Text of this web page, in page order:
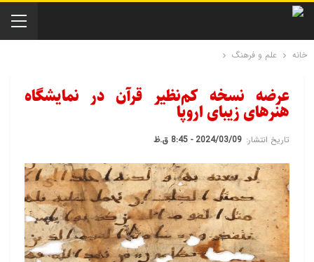
خانه علم و فرهنگ
عرضه نسخه کم‌نظیر قرآن در نمایشگاه
هنرهای زیبای اروپا
تاریخ انتشار: 2024/03/09 - 8:45 ق.ظ